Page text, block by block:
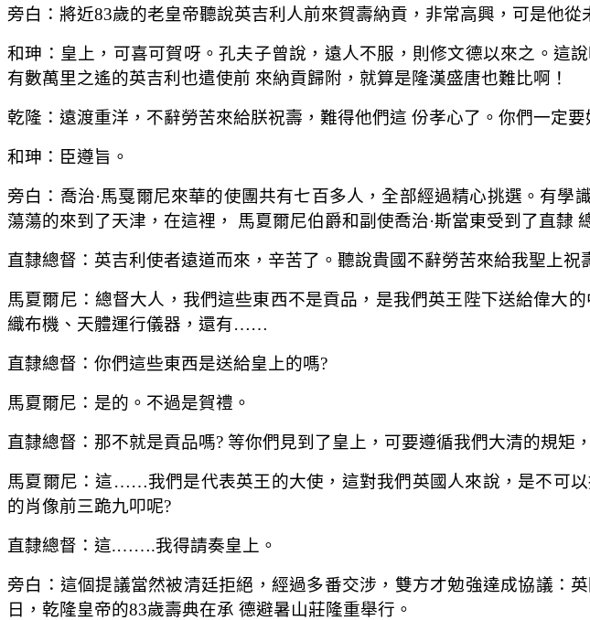
旁白：將近83歲的老皇帝聽說英吉利人前來賀壽納貢，非常高興，可是他
和珅：皇上，可喜可賀呀。孔夫子曾說，遠人不服，則修文德以來之。這
有數萬里之遙的英吉利也遣使前 來納貢歸附，就算是隆漢盛唐也難比啊！
乾隆：遠渡重洋，不辭勞苦來給朕祝壽，難得他們這 份孝心了。你們一定要
和珅：臣遵旨。
旁白：喬治·馬戛爾尼來華的使團共有七百多人，全部經過精心挑選。有
蕩蕩的來到了天津，在這裡， 馬夏爾尼伯爵和副使喬治·斯當東受到了直
直隸總督：英吉利使者遠道而來，辛苦了。聽說貴國不辭勞苦來給我聖上祝
馬夏爾尼：總督大人，我們這些東西不是貢品，是我們英王陛下送給偉大
織布機、天體運行儀器，還有……
直隸總督：你們這些東西是送給皇上的嗎?
馬夏爾尼：是的。不過是賀禮。
直隸總督：那不就是貢品嗎? 等你們見到了皇上，可要遵循我們大清的規矩
馬夏爾尼：這……我們是代表英王的大使，這對我們英國人來說，是不可
的肖像前三跪九叩呢?
直隸總督：這.…….我得請奏皇上。
旁白：這個提議當然被清廷拒絕，經過多番交涉，雙方才勉強達成協議：
日，乾隆皇帝的83歲壽典在承 德避暑山莊隆重舉行。